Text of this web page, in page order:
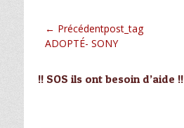
Navigation
de
← Précédentpost_tag
Article
ADOPTÉ- SONY
!! SOS ils ont besoin d’aide !!